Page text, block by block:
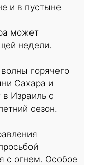
и в пустыне
может
недели.
горячего
Сахара и
в Израиль с
сезон.
с огнем. Особое